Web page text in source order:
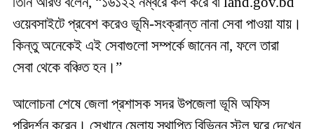
ওয়েবসাইটে প্রবেশ করেও ভূমি-সংক্রান্ত নানা সেবা পাওয়া যায়।
কিন্তু অনেকেই এই সেবাগুলো সম্পর্কে জানেন না, ফলে তারা
সেবা থেকে বঞ্চিত হন।”
আলোচনা শেষে জেলা প্রশাসক সদর উপজেলা ভূমি অফিস
পরিদর্শন করেন। সেখানে মেলায় স্থাপিত বিভিন্ন স্টল ঘুরে দেখেন